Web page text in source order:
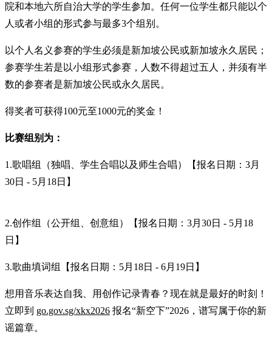
院和本地六所自治大学的学生参加。任何一位学生都只能以个
人或者小组的形式参与最多3个组别。
以个人名义参赛的学生必须是新加坡公民或新加坡永久居民；
参赛学生若是以小组形式参赛，人数不得超过五人，并须有半
数的参赛者是新加坡公民或永久居民。
得奖者可获得100元至1000元的奖金！
比赛组别为：
1.歌唱组（独唱、学生合唱以及师生合唱）【报名日期：3月
30日 - 5月18日】
2.创作组（公开组、创意组）【报名日期：3月30日 - 5月18
日】
3.歌曲填词组【报名日期：5月18日 - 6月19日】
想用音乐表达自我、用创作记录青春？现在就是最好的时刻！
立即到 go.gov.sg/xkx2026 报名“新空下”2026，谱写属于你的新
谣篇章。